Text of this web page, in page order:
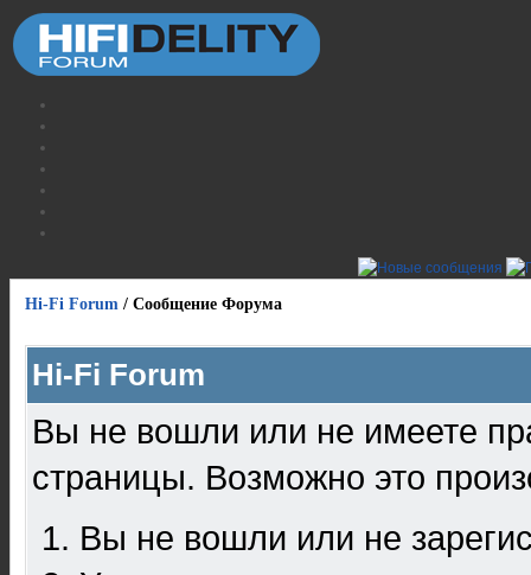
Hi-Fi Forum / Сообщение Форума
Hi-Fi Forum
Вы не вошли или не имеете
страницы. Возможно это
Вы не вошли или не